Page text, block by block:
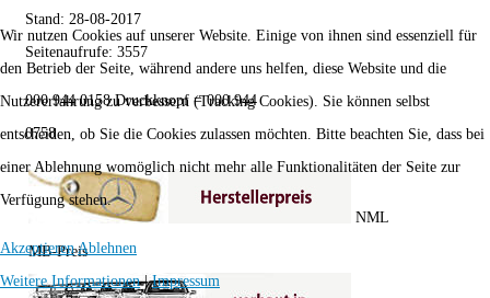
Stand: 28-08-2017
Seitenaufrufe: 3557
000 944 0158 Druckknopf = 000 944
0758
MB-Preis
NML
Wir nutzen Cookies auf unserer Website. Einige von ihnen sind essenziell für
den Betrieb der Seite, während andere uns helfen, diese Website und die
Nutzererfahrung zu verbessern (Tracking Cookies). Sie können selbst
entscheiden, ob Sie die Cookies zulassen möchten. Bitte beachten Sie, dass bei
einer Ablehnung womöglich nicht mehr alle Funktionalitäten der Seite zur
Verfügung stehen.
Akzeptieren Ablehnen
Weitere Informationen|Impressum